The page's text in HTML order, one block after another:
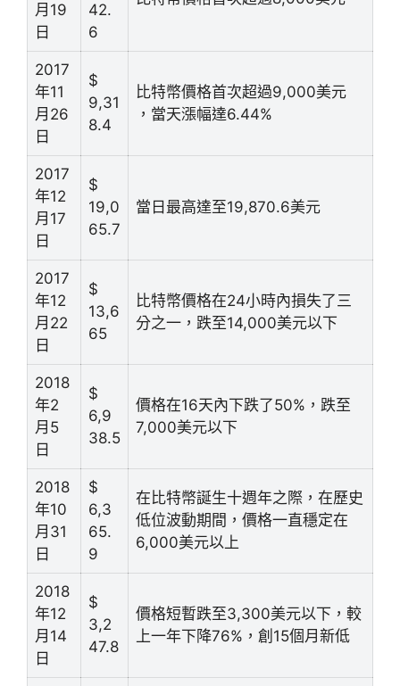
月19
日
42.
6
2017
年11
月26
日
$
9,31
8.4
比特幣價格首次超過9,000美元
，當天漲幅達6.44%
2017
年12
月17
日
$
19,0
65.7
當日最高達至19,870.6美元
2017
年12
月22
日
$
13,6
65
比特幣價格在24小時內損失了三
分之一，跌至14,000美元以下
2018
年2
月5
日
$
6,9
38.5
價格在16天內下跌了50%，跌至
7,000美元以下
2018
年10
月31
日
$
6,3
65.
9
在比特幣誕生十週年之際，在歷史
低位波動期間，價格一直穩定在
6,000美元以上
2018
年12
月14
日
$
3,2
47.8
價格短暫跌至3,300美元以下，較
上一年下降76%，創15個月新低